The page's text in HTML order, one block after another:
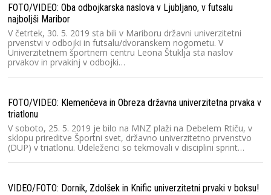
FOTO/VIDEO: Oba odbojkarska naslova v Ljubljano, v futsalu
najboljši Maribor
V četrtek, 30. 5. 2019 sta bili v Mariboru državni univerzitetni
prvenstvi v odbojki in futsalu/dvoranskem nogometu. V
Univerzitetnem športnem centru Leona Štuklja sta naslov
prvakov in prvakinj v odbojki…
FOTO/VIDEO: Klemenčeva in Obreza državna univerzitetna prvaka v
triatlonu
V soboto, 25. 5. 2019 je bilo na MNZ plaži na Debelem Rtiču, v
sklopu prireditve Športni svet, državno univerzitetno prvenstvo
(DUP) v triatlonu. Udeleženci so tekmovali v disciplini sprint…
VIDEO/FOTO: Dornik, Zdolšek in Knific univerzitetni prvaki v boksu!